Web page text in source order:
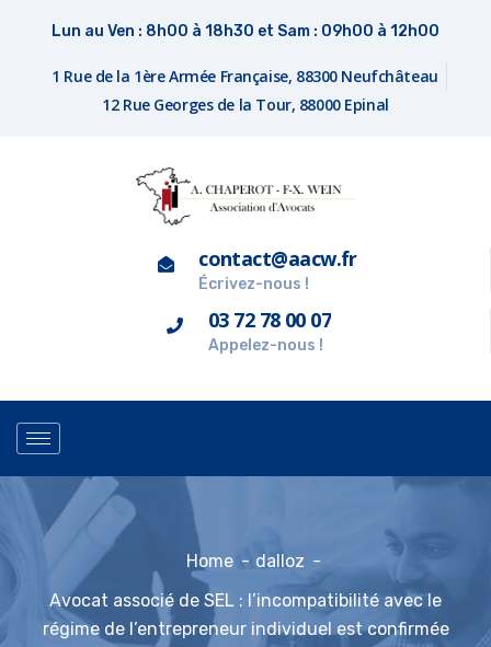
Lun au Ven : 8h00 à 18h30 et Sam : 09h00 à 12h00
1 Rue de la 1ère Armée Française, 88300 Neufchâteau
12 Rue Georges de la Tour, 88000 Epinal
contact@aacw.fr
Écrivez-nous !
03 72 78 00 07
Appelez-nous !
Home
dalloz
Avocat associé de SEL : l’incompatibilité avec le
régime de l’entrepreneur individuel est confirmée